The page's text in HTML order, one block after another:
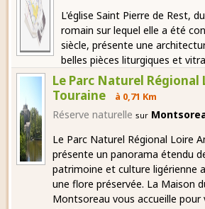
L'église Saint Pierre de Rest,
romain sur lequel elle a été
siècle, présente une
belles pièces liturgiques et
Le Parc Naturel Régional
Touraine
à 0,71 Km
Réserve naturelle sur
Le Parc Naturel Régional Loire
présente un panorama étendu
patrimoine et culture ligérienne
une flore préservée. La Maison
Montsoreau vous accueille